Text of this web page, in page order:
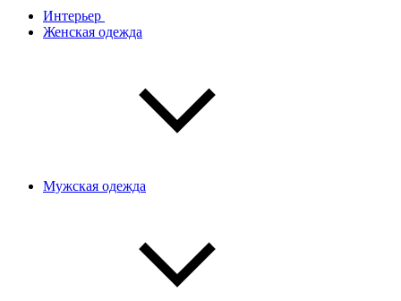
Интерьер
Женская одежда
Мужская одежда